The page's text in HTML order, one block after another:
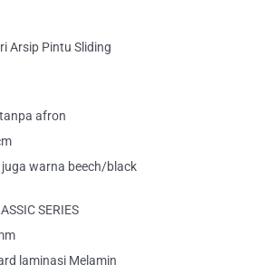
Arsip Pintu Sliding
afron
warna beech/black
SERIES
laminasi Melamin